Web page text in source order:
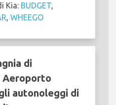
Kia: BUDGET
WHEEGO
di
Aeroporto
autonoleggi di